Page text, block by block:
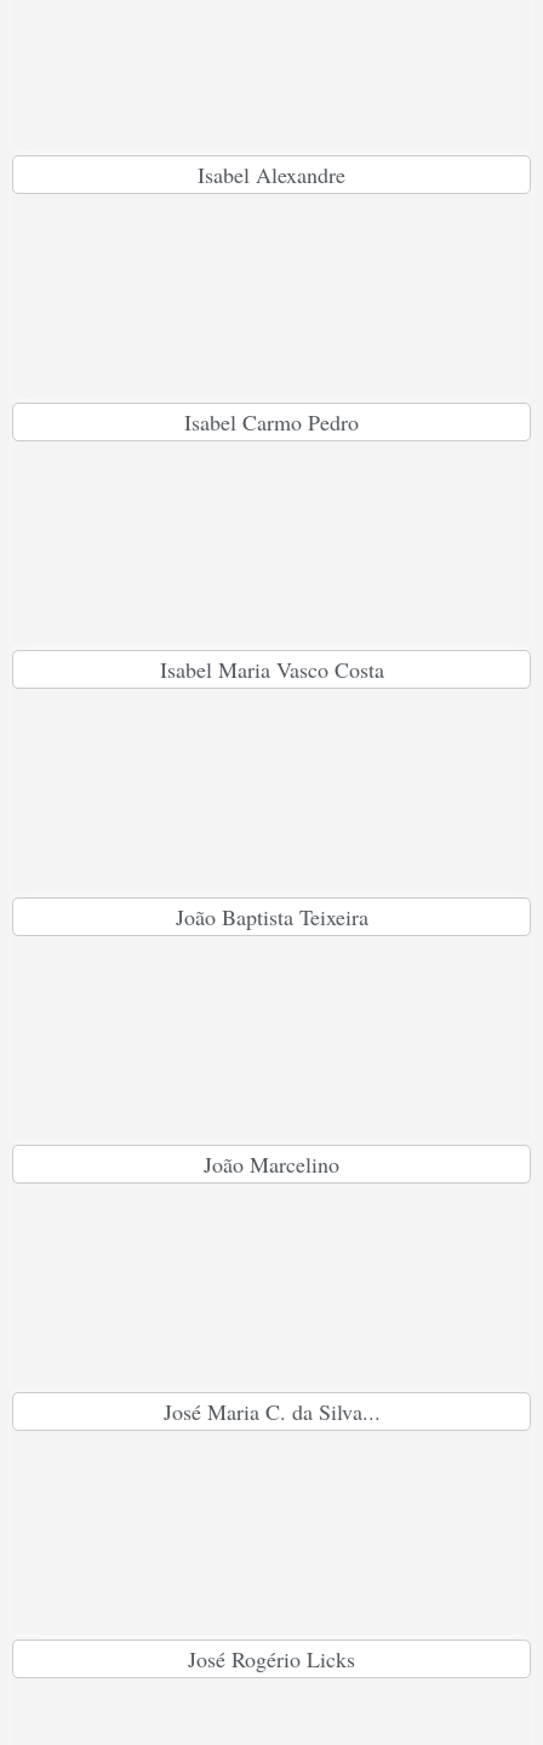
Isabel Alexandre
Isabel Carmo Pedro
Isabel Maria Vasco Costa
João Baptista Teixeira
João Marcelino
José Maria C. da Silva...
José Rogério Licks